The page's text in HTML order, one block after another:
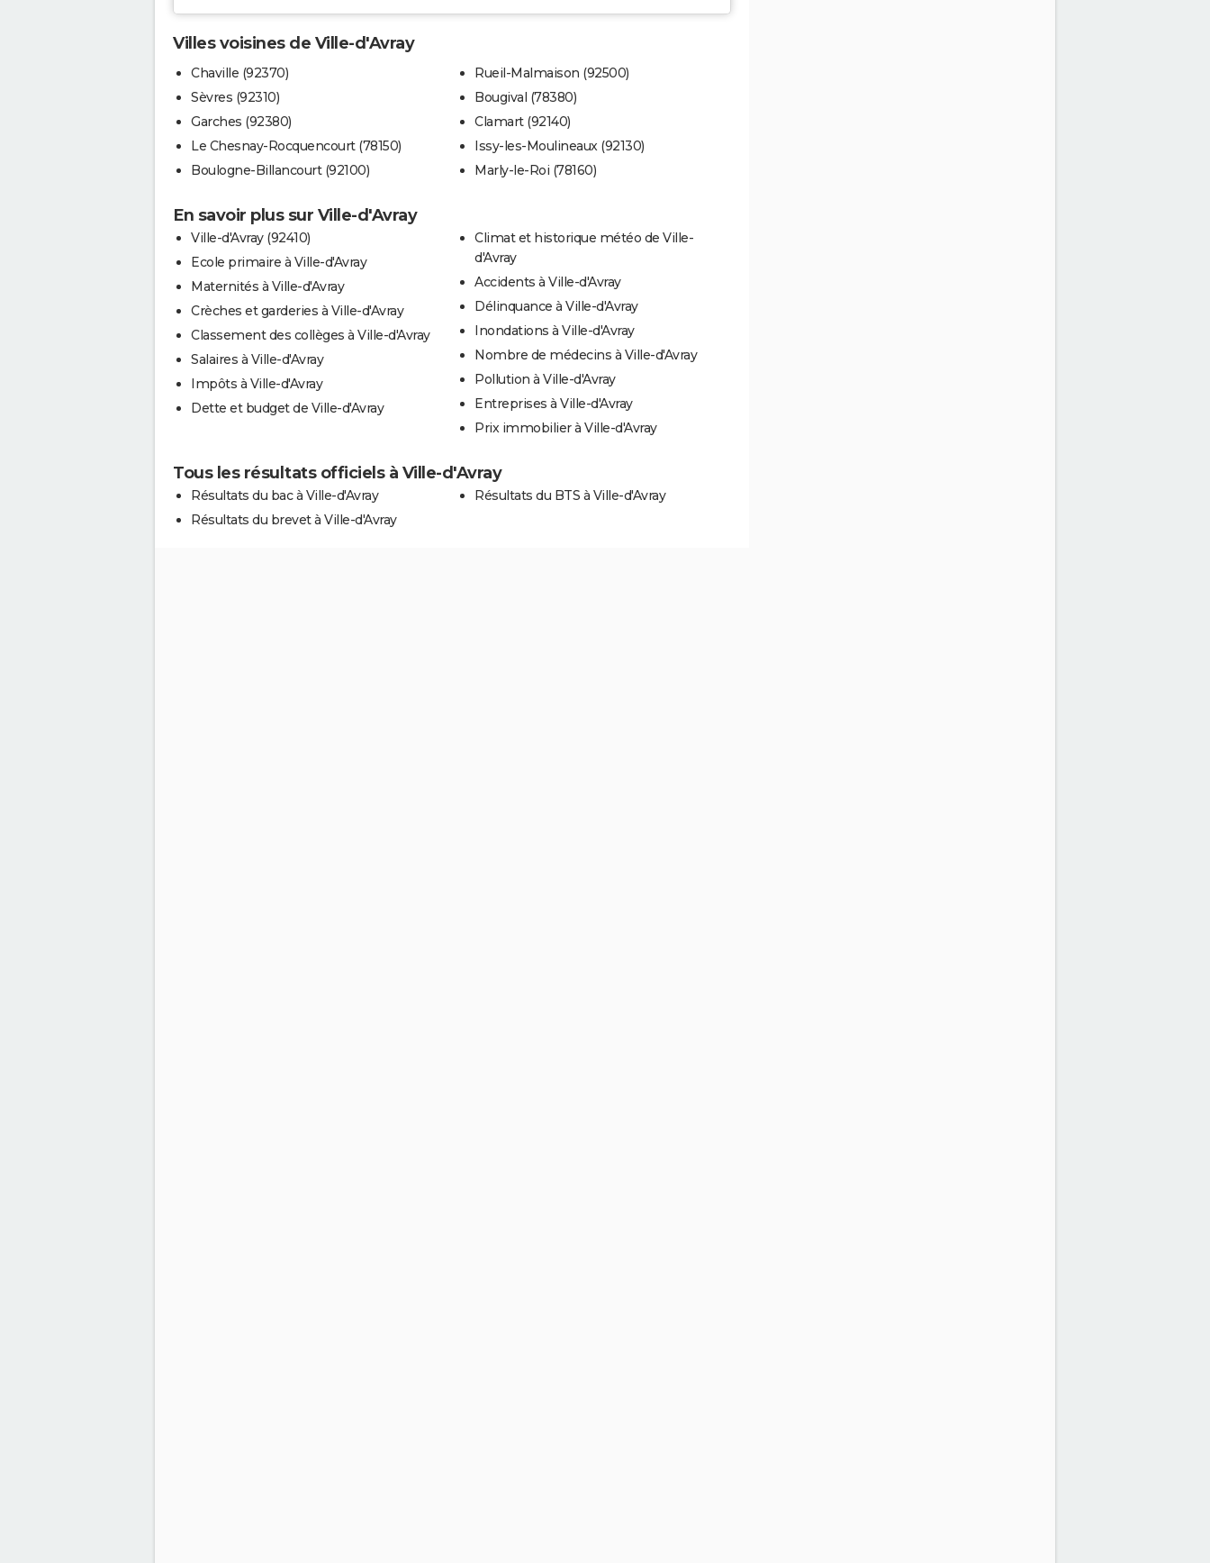
Villes voisines de Ville-d'Avray
Chaville (92370)
Sèvres (92310)
Garches (92380)
Le Chesnay-Rocquencourt (78150)
Boulogne-Billancourt (92100)
Rueil-Malmaison (92500)
Bougival (78380)
Clamart (92140)
Issy-les-Moulineaux (92130)
Marly-le-Roi (78160)
En savoir plus sur Ville-d'Avray
Ville-d'Avray (92410)
Ecole primaire à Ville-d'Avray
Maternités à Ville-d'Avray
Crèches et garderies à Ville-d'Avray
Classement des collèges à Ville-d'Avray
Salaires à Ville-d'Avray
Impôts à Ville-d'Avray
Dette et budget de Ville-d'Avray
Climat et historique météo de Ville-
d'Avray
Accidents à Ville-d'Avray
Délinquance à Ville-d'Avray
Inondations à Ville-d'Avray
Nombre de médecins à Ville-d'Avray
Pollution à Ville-d'Avray
Entreprises à Ville-d'Avray
Prix immobilier à Ville-d'Avray
Tous les résultats officiels à Ville-d'Avray
Résultats du bac à Ville-d'Avray
Résultats du brevet à Ville-d'Avray
Résultats du BTS à Ville-d'Avray